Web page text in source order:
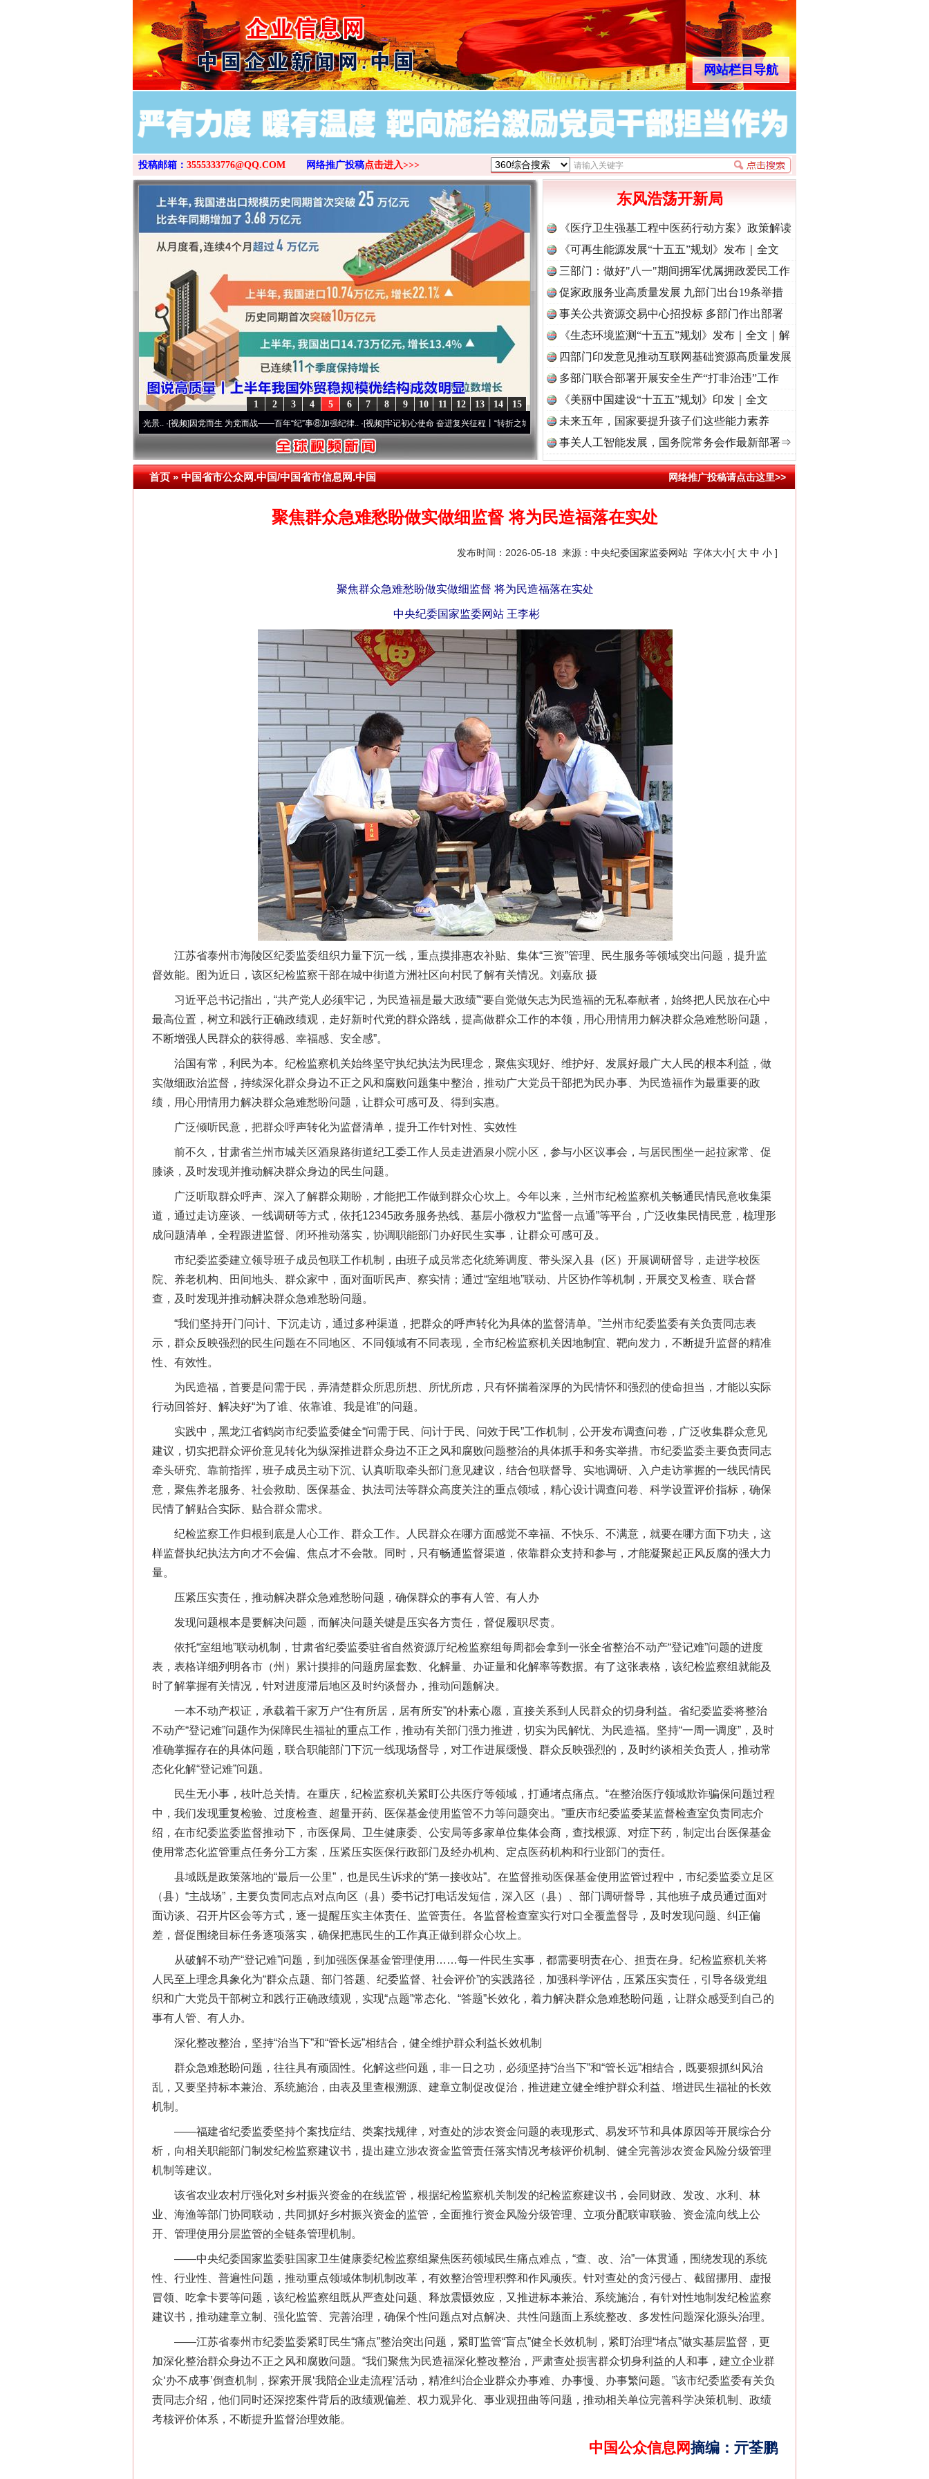
>
网站栏目导航
投稿邮箱： 3555333776@QQ.COM 网络推广投稿点击进入>>>
15
14
13
12
11
10
9
8
7
6
5
4
3
2
1
·[视频]因党而生 为党而战——百年“纪”事⑧加强纪律..·[视频]牢记初心使命 奋进复兴征程丨“转折之城”激荡..·[视频] 牢记初心使命 奋进复兴征程丨红船起航处 潮起..·[视频]一首歌的时间，读懂乐至的“诗与远方”
东风浩荡开新局
《医疗卫生强基工程中医药行动方案》政策解读
《可再生能源发展“十五五”规划》发布｜全文
三部门：做好"八一"期间拥军优属拥政爱民工作
促家政服务业高质量发展 九部门出台19条举措
事关公共资源交易中心招投标 多部门作出部署
《生态环境监测“十五五”规划》发布｜全文｜解
读
四部门印发意见推动互联网基础资源高质量发展
多部门联合部署开展安全生产“打非治违”工作
《美丽中国建设“十五五”规划》印发｜全文
未来五年，国家要提升孩子们这些能力素养
事关人工智能发展，国务院常务会作最新部署⇒
首页»中国省市公众网.中国/中国省市信息网.中国 网络推广投稿请点击这里>>
聚焦群众急难愁盼做实做细监督 将为民造福落在实处
发布时间：2026-05-18 来源： 中央纪委国家监委网站 字体大小[ 大 中 小 ]
聚焦群众急难愁盼做实做细监督 将为民造福落在实处
中央纪委国家监委网站 王李彬
江苏省泰州市海陵区纪委监委组织力量下沉一线，重点摸排惠农补贴、集体“三资”管理、民生服务等领域突出问题，提升监
督效能。图为近日，该区纪检监察干部在城中街道方洲社区向村民了解有关情况。刘嘉欣 摄
习近平总书记指出，“共产党人必须牢记，为民造福是最大政绩”“要自觉做矢志为民造福的无私奉献者，始终把人民放在心中
最高位置，树立和践行正确政绩观，走好新时代党的群众路线，提高做群众工作的本领，用心用情用力解决群众急难愁盼问题，
不断增强人民群众的获得感、幸福感、安全感”。
治国有常，利民为本。纪检监察机关始终坚守执纪执法为民理念，聚焦实现好、维护好、发展好最广大人民的根本利益，做
实做细政治监督，持续深化群众身边不正之风和腐败问题集中整治，推动广大党员干部把为民办事、为民造福作为最重要的政
绩，用心用情用力解决群众急难愁盼问题，让群众可感可及、得到实惠。
广泛倾听民意，把群众呼声转化为监督清单，提升工作针对性、实效性
前不久，甘肃省兰州市城关区酒泉路街道纪工委工作人员走进酒泉小院小区，参与小区议事会，与居民围坐一起拉家常、促
膝谈，及时发现并推动解决群众身边的民生问题。
广泛听取群众呼声、深入了解群众期盼，才能把工作做到群众心坎上。今年以来，兰州市纪检监察机关畅通民情民意收集渠
道，通过走访座谈、一线调研等方式，依托12345政务服务热线、基层小微权力“监督一点通”等平台，广泛收集民情民意，梳理形
成问题清单，全程跟进监督、闭环推动落实，协调职能部门办好民生实事，让群众可感可及。
市纪委监委建立领导班子成员包联工作机制，由班子成员常态化统筹调度、带头深入县（区）开展调研督导，走进学校医
院、养老机构、田间地头、群众家中，面对面听民声、察实情；通过“室组地”联动、片区协作等机制，开展交叉检查、联合督
查，及时发现并推动解决群众急难愁盼问题。
“我们坚持开门问计、下沉走访，通过多种渠道，把群众的呼声转化为具体的监督清单。”兰州市纪委监委有关负责同志表
示，群众反映强烈的民生问题在不同地区、不同领域有不同表现，全市纪检监察机关因地制宜、靶向发力，不断提升监督的精准
性、有效性。
为民造福，首要是问需于民，弄清楚群众所思所想、所忧所虑，只有怀揣着深厚的为民情怀和强烈的使命担当，才能以实际
行动回答好、解决好“为了谁、依靠谁、我是谁”的问题。
实践中，黑龙江省鹤岗市纪委监委健全“问需于民、问计于民、问效于民”工作机制，公开发布调查问卷，广泛收集群众意见
建议，切实把群众评价意见转化为纵深推进群众身边不正之风和腐败问题整治的具体抓手和务实举措。市纪委监委主要负责同志
牵头研究、靠前指挥，班子成员主动下沉、认真听取牵头部门意见建议，结合包联督导、实地调研、入户走访掌握的一线民情民
意，聚焦养老服务、社会救助、医保基金、执法司法等群众高度关注的重点领域，精心设计调查问卷、科学设置评价指标，确保
民情了解贴合实际、贴合群众需求。
纪检监察工作归根到底是人心工作、群众工作。人民群众在哪方面感觉不幸福、不快乐、不满意，就要在哪方面下功夫，这
样监督执纪执法方向才不会偏、焦点才不会散。同时，只有畅通监督渠道，依靠群众支持和参与，才能凝聚起正风反腐的强大力
量。
压紧压实责任，推动解决群众急难愁盼问题，确保群众的事有人管、有人办
发现问题根本是要解决问题，而解决问题关键是压实各方责任，督促履职尽责。
依托“室组地”联动机制，甘肃省纪委监委驻省自然资源厅纪检监察组每周都会拿到一张全省整治不动产“登记难”问题的进度
表，表格详细列明各市（州）累计摸排的问题房屋套数、化解量、办证量和化解率等数据。有了这张表格，该纪检监察组就能及
时了解掌握有关情况，针对进度滞后地区及时约谈督办，推动问题解决。
一本不动产权证，承载着千家万户“住有所居，居有所安”的朴素心愿，直接关系到人民群众的切身利益。省纪委监委将整治
不动产“登记难”问题作为保障民生福祉的重点工作，推动有关部门强力推进，切实为民解忧、为民造福。坚持“一周一调度”，及时
准确掌握存在的具体问题，联合职能部门下沉一线现场督导，对工作进展缓慢、群众反映强烈的，及时约谈相关负责人，推动常
态化化解“登记难”问题。
民生无小事，枝叶总关情。在重庆，纪检监察机关紧盯公共医疗等领域，打通堵点痛点。“在整治医疗领域欺诈骗保问题过程
中，我们发现重复检验、过度检查、超量开药、医保基金使用监管不力等问题突出。”重庆市纪委监委某监督检查室负责同志介
绍，在市纪委监委监督推动下，市医保局、卫生健康委、公安局等多家单位集体会商，查找根源、对症下药，制定出台医保基金
使用常态化监管重点任务分工方案，压紧压实医保行政部门及经办机构、定点医药机构和行业部门的责任。
县域既是政策落地的“最后一公里”，也是民生诉求的“第一接收站”。在监督推动医保基金使用监管过程中，市纪委监委立足区
（县）“主战场”，主要负责同志点对点向区（县）委书记打电话发短信，深入区（县）、部门调研督导，其他班子成员通过面对
面访谈、召开片区会等方式，逐一提醒压实主体责任、监管责任。各监督检查室实行对口全覆盖督导，及时发现问题、纠正偏
差，督促围绕目标任务逐项落实，确保把惠民生的工作真正做到群众心坎上。
从破解不动产“登记难”问题，到加强医保基金管理使用……每一件民生实事，都需要明责在心、担责在身。纪检监察机关将
人民至上理念具象化为“群众点题、部门答题、纪委监督、社会评价”的实践路径，加强科学评估，压紧压实责任，引导各级党组
织和广大党员干部树立和践行正确政绩观，实现“点题”常态化、“答题”长效化，着力解决群众急难愁盼问题，让群众感受到自己的
事有人管、有人办。
深化整改整治，坚持“治当下”和“管长远”相结合，健全维护群众利益长效机制
群众急难愁盼问题，往往具有顽固性。化解这些问题，非一日之功，必须坚持“治当下”和“管长远”相结合，既要狠抓纠风治
乱，又要坚持标本兼治、系统施治，由表及里查根溯源、建章立制促改促治，推进建立健全维护群众利益、增进民生福祉的长效
机制。
——福建省纪委监委坚持个案找症结、类案找规律，对查处的涉农资金问题的表现形式、易发环节和具体原因等开展综合分
析，向相关职能部门制发纪检监察建议书，提出建立涉农资金监管责任落实情况考核评价机制、健全完善涉农资金风险分级管理
机制等建议。
该省农业农村厅强化对乡村振兴资金的在线监管，根据纪检监察机关制发的纪检监察建议书，会同财政、发改、水利、林
业、海渔等部门协同联动，共同抓好乡村振兴资金的监管，全面推行资金风险分级管理、立项分配联审联验、资金流向线上公
开、管理使用分层监管的全链条管理机制。
——中央纪委国家监委驻国家卫生健康委纪检监察组聚焦医药领域民生痛点难点，“查、改、治”一体贯通，围绕发现的系统
性、行业性、普遍性问题，推动重点领域体制机制改革，有效整治管理积弊和作风顽疾。针对查处的贪污侵占、截留挪用、虚报
冒领、吃拿卡要等问题，该纪检监察组既从严查处问题、释放震慑效应，又推进标本兼治、系统施治，有针对性地制发纪检监察
建议书，推动建章立制、强化监管、完善治理，确保个性问题点对点解决、共性问题面上系统整改、多发性问题深化源头治理。
——江苏省泰州市纪委监委紧盯民生“痛点”整治突出问题，紧盯监管“盲点”健全长效机制，紧盯治理“堵点”做实基层监督，更
加深化整治群众身边不正之风和腐败问题。“我们聚焦为民造福深化整改整治，严肃查处损害群众切身利益的人和事，建立企业群
众‘办不成事’倒查机制，探索开展‘我陪企业走流程’活动，精准纠治企业群众办事难、办事慢、办事繁问题。”该市纪委监委有关负
责同志介绍，他们同时还深挖案件背后的政绩观偏差、权力观异化、事业观扭曲等问题，推动相关单位完善科学决策机制、政绩
考核评价体系，不断提升监督治理效能。
中国公众信息网摘编 ： 亓荃鹏
茶叶“炒上天”
这是一记警钟！ 谢谢有你温暖了四季 法官巧妙执行解纠纷
在谋一域中谋全局
今年投资意愿榜揭晓 新中国诞生的见证
习近平的博鳌关键词
魏明亮严重违纪违法案透视
千亩耕地变“别墅”
“刷贴”乱象丛生